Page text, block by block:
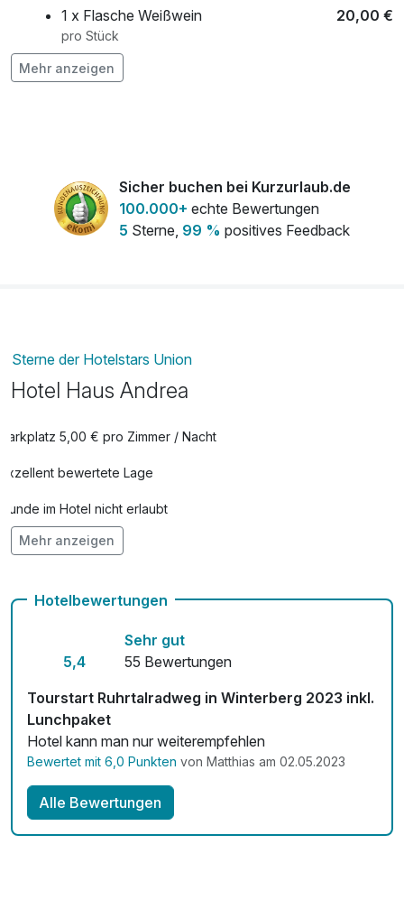
1 x Flasche Weißwein 20,00 €
pro Stück
1 x Obstkorb
kleine Torte
pro Stück
Mehr anzeigen
Sicher buchen bei Kurzurlaub.de
100.000+ echte Bewertungen
5 Sterne, 99 % positives Feedback
Sterne der Hotelstars Union
Hotel Haus Andrea
Parkplatz 5,00 € pro Zimmer / Nacht
Exzellent bewertete Lage
Hunde im Hotel nicht erlaubt
Kostenloses W-LAN
Mehr anzeigen
Hotelbewertungen
5,4
Sehr gut
55 Bewertungen
Tourstart Ruhrtalradweg in Winterberg 2023 inkl.
Lunchpaket
Hotel kann man nur weiterempfehlen
Bewertet mit 6,0 Punkten von Matthias am 02.05.2023
Alle Bewertungen